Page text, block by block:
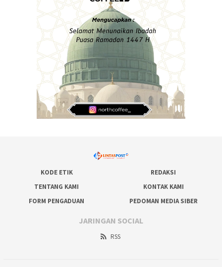
KODE ETIK
REDAKSI
TENTANG KAMI
KONTAK KAMI
FORM PENGADUAN
PEDOMAN MEDIA SIBER
JARINGAN SOCIAL
RSS